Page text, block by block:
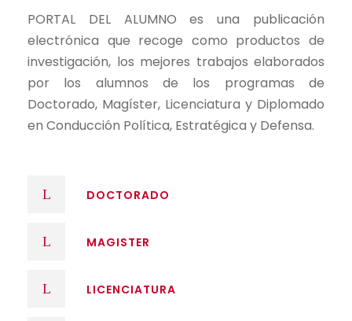
PORTAL DEL ALUMNO es una publicación
electrónica que recoge como productos de
investigación, los mejores trabajos elaborados
por los alumnos de los programas de
Doctorado, Magíster, Licenciatura y Diplomado
en Conducción Política, Estratégica y Defensa.
DOCTORADO
MAGISTER
LICENCIATURA